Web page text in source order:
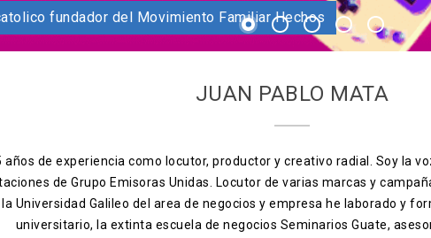
y teologo catolico fundador del Movimiento Familiar Hechos
JUAN PABLO MATA
años de experiencia como locutor, productor y creativo radial. Soy la
de Grupo Emisoras Unidas. Locutor de varias marcas y
la Universidad Galileo del area de negocios y empresa he laborado y
universitario, la extinta escuela de negocios Seminarios Guate,